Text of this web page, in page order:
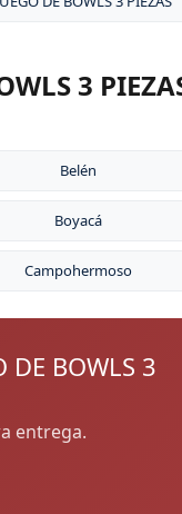
3
Belén
Boyacá
Campohermoso
DE BOWLS 3
entrega.